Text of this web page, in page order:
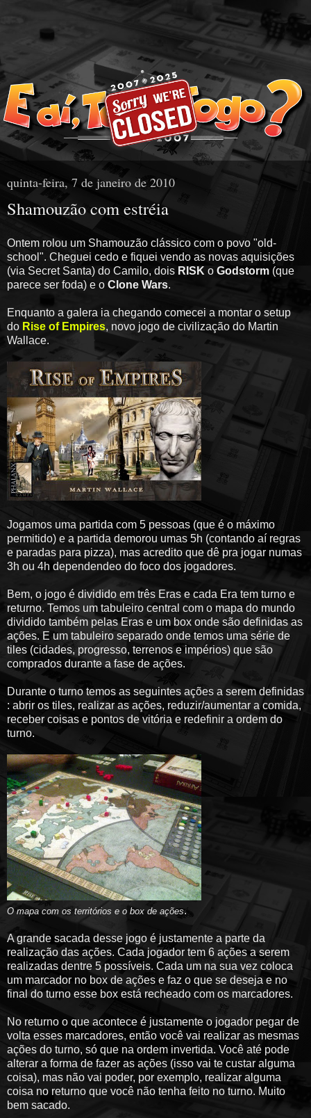
quinta-feira, 7 de janeiro de 2010
Shamouzão com estréia
Ontem rolou um Shamouzão clássico com o povo "old-
school". Cheguei cedo e fiquei vendo as novas aquisições
(via Secret Santa) do Camilo, dois RISK o Godstorm (que
parece ser foda) e o Clone Wars.
Enquanto a galera ia chegando comecei a montar o setup
do Rise of Empires, novo jogo de civilização do Martin
Wallace.
Jogamos uma partida com 5 pessoas (que é o máximo
permitido) e a partida demorou umas 5h (contando aí regras
e paradas para pizza), mas acredito que dê pra jogar numas
3h ou 4h dependendeo do foco dos jogadores.
Bem, o jogo é dividido em três Eras e cada Era tem turno e
returno. Temos um tabuleiro central com o mapa do mundo
dividido também pelas Eras e um box onde são definidas as
ações. E um tabuleiro separado onde temos uma série de
tiles (cidades, progresso, terrenos e impérios) que são
comprados durante a fase de ações.
Durante o turno temos as seguintes ações a serem definidas
: abrir os tiles, realizar as ações, reduzir/aumentar a comida,
receber coisas e pontos de vitória e redefinir a ordem do
turno.
O mapa com os territórios e o box de ações.
A grande sacada desse jogo é justamente a parte da
realização das ações. Cada jogador tem 6 ações a serem
realizadas dentre 5 possíveis. Cada um na sua vez coloca
um marcador no box de ações e faz o que se deseja e no
final do turno esse box está recheado com os marcadores.
No returno o que acontece é justamente o jogador pegar de
volta esses marcadores, então você vai realizar as mesmas
ações do turno, só que na ordem invertida. Você até pode
alterar a forma de fazer as ações (isso vai te custar alguma
coisa), mas não vai poder, por exemplo, realizar alguma
coisa no returno que você não tenha feito no turno. Muito
bem sacado.